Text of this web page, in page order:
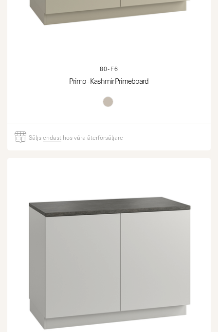
80-F6
Primo - Kashmir Primeboard
Säljsendast hos våra återförsäljare